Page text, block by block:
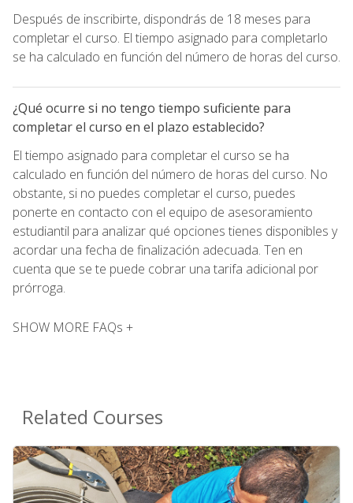
Después de inscribirte, dispondrás de 18 meses para
completar el curso. El tiempo asignado para completarlo
se ha calculado en función del número de horas del curso.
¿Qué ocurre si no tengo tiempo suficiente para
completar el curso en el plazo establecido?
El tiempo asignado para completar el curso se ha
calculado en función del número de horas del curso. No
obstante, si no puedes completar el curso, puedes
ponerte en contacto con el equipo de asesoramiento
estudiantil para analizar qué opciones tienes disponibles y
acordar una fecha de finalización adecuada. Ten en
cuenta que se te puede cobrar una tarifa adicional por
prórroga.
SHOW MORE FAQs +
Related Courses